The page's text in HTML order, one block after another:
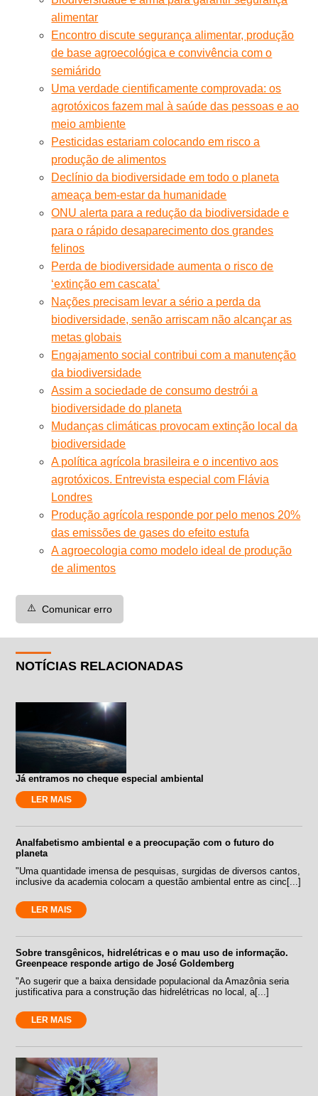
alimentar
Encontro discute segurança alimentar, produção
de base agroecológica e convivência com o
semiárido
Uma verdade cientificamente comprovada: os
agrotóxicos fazem mal à saúde das pessoas e ao
meio ambiente
Pesticidas estariam colocando em risco a
produção de alimentos
Declínio da biodiversidade em todo o planeta
ameaça bem-estar da humanidade
ONU alerta para a redução da biodiversidade e
para o rápido desaparecimento dos grandes
felinos
Perda de biodiversidade aumenta o risco de
‘extinção em cascata’
Nações precisam levar a sério a perda da
biodiversidade, senão arriscam não alcançar as
metas globais
Engajamento social contribui com a manutenção
da biodiversidade
Assim a sociedade de consumo destrói a
biodiversidade do planeta
Mudanças climáticas provocam extinção local da
biodiversidade
A política agrícola brasileira e o incentivo aos
agrotóxicos. Entrevista especial com Flávia
Londres
Produção agrícola responde por pelo menos 20%
das emissões de gases do efeito estufa
A agroecologia como modelo ideal de produção
de alimentos
⚠️ Comunicar erro
NOTÍCIAS RELACIONADAS
Já entramos no cheque especial ambiental
LER MAIS
Analfabetismo ambiental e a preocupação com o futuro do
planeta
"Uma quantidade imensa de pesquisas, surgidas de diversos cantos,
inclusive da academia colocam a questão ambiental entre as cinc[...]
LER MAIS
Sobre transgênicos, hidrelétricas e o mau uso de informação.
Greenpeace responde artigo de José Goldemberg
"Ao sugerir que a baixa densidade populacional da Amazônia seria
justificativa para a construção das hidrelétricas no local, a[...]
LER MAIS